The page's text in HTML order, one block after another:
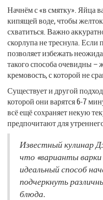
Начнём с «в смятку». Яйца
кипящей воде, чтобы
схватиться. Важно
скорлупа не треснула. Если
позволяет избежать
такого способа очевидны –
кремовость, с которой не
Существует и другой
которой они варятся 6-7
всё ещё сохраняет некую
предпочитают для
Известный кулинар
что «варианты
идеальный способ
подчеркнуть
блюда.